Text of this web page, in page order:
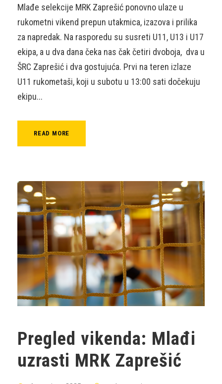
Mlađe selekcije MRK Zaprešić ponovno ulaze u
rukometni vikend prepun utakmica, izazova i prilika
za napredak. Na rasporedu su susreti U11, U13 i U17
ekipa, a u dva dana čeka nas čak četiri dvoboja, dva u
ŠRC Zaprešić i dva gostujuća. Prvi na teren izlaze
U11 rukometaši, koji u subotu u 13:00 sati dočekuju
ekipu...
READ MORE
Pregled vikenda: Mlađi
uzrasti MRK Zaprešić